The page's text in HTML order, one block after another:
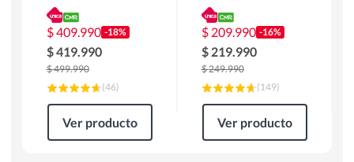
180 x 90 x 76 cm
Café
$409.990 -18%
$419.990
$499.990
(46)
Ver producto
Atlanta 91x101x94
cm Negro
$ 209.990 -16%
$ 219.990
$249.990
(149)
Ver producto